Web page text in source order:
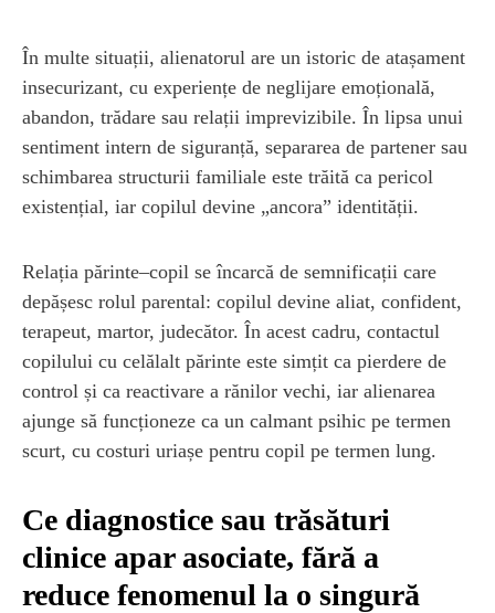
În multe situații, alienatorul are un istoric de atașament
insecurizant, cu experiențe de neglijare emoțională,
abandon, trădare sau relații imprevizibile. În lipsa unui
sentiment intern de siguranță, separarea de partener sau
schimbarea structurii familiale este trăită ca pericol
existențial, iar copilul devine „ancora” identității.
Relația părinte–copil se încarcă de semnificații care
depășesc rolul parental: copilul devine aliat, confident,
terapeut, martor, judecător. În acest cadru, contactul
copilului cu celălalt părinte este simțit ca pierdere de
control și ca reactivare a rănilor vechi, iar alienarea
ajunge să funcționeze ca un calmant psihic pe termen
scurt, cu costuri uriașe pentru copil pe termen lung.
Ce diagnostice sau trăsături
clinice apar asociate, fără a
reduce fenomenul la o singură